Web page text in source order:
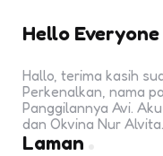
Hello Everyone
Hallo, terima kasih
Perkenalkan, nama
Panggilannya Avi.
dan Okvina Nur
Laman